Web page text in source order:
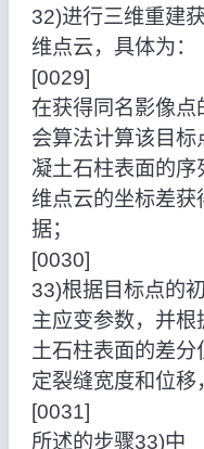
32)进行三维重建
维点云，具体为：
[0029]
在获得同名影像
会算法计算该目
凝土石柱表面的
维点云的坐标差获
据；
[0030]
33)根据目标点的
主应变参数，并
土石柱表面的差
定裂缝宽度和位移
[0031]
所述的步骤33)中